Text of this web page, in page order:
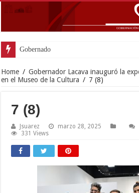
Gobernador Lacava y alcaldesa Riera
Home / Gobernador Lacava inauguró la
en el Museo de la Cultura / 7 (8)
7 (8)
Jsuarez marzo 28, 2025
331 Views